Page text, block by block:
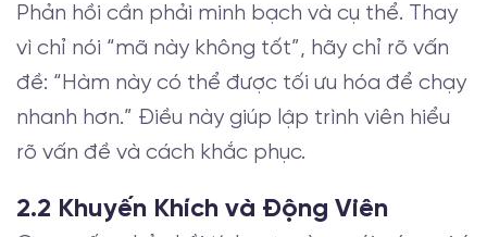
Phản hồi cần phải minh bạch và cụ thể. Thay
vì chỉ nói “mã này không tốt”, hãy chỉ rõ vấn
đề: “Hàm này có thể được tối ưu hóa để chạy
nhanh hơn.” Điều này giúp lập trình viên hiểu
rõ vấn đề và cách khắc phục.
2.2 Khuyến Khích và Động Viên